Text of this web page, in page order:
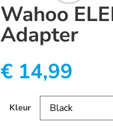
Wahoo
Adapter
€ 14,99
Kleur